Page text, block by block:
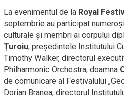
La evenimentul de la Royal
septembrie au participat
culturale și membri ai corpului
Țuroiu, președintele Institutului
Timothy Walker, directorul
Philharmonic Orchestra, doamna
de comunicare al Festivalului
Dorian Branea, directorul